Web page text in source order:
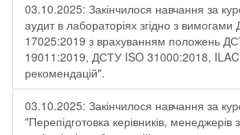
03.10.2025: Закінчилося навчання за
аудит в лабораторіях згідно з
17025:2019 з врахуванням положень
19011:2019, ДСТУ ISO 31000:2018,
рекомендацій".
03.10.2025: Закінчилося навчання за
"Перепідготовка керівників, менеджерів